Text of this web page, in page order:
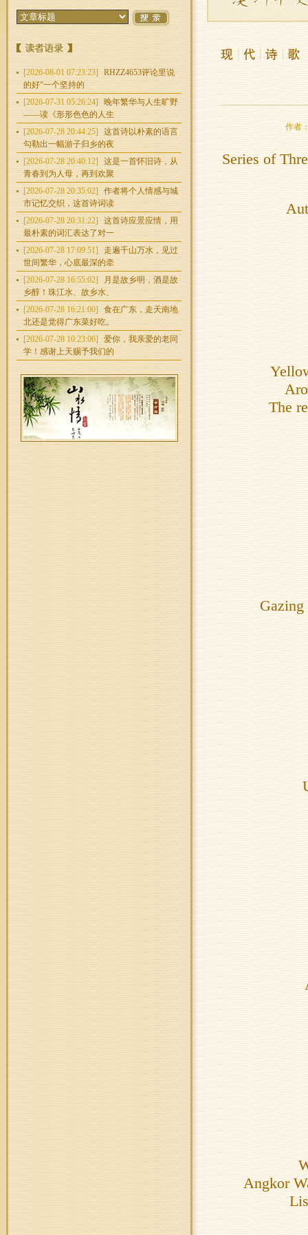
[2026-08-01 07:23:23]
RHZZ4653评论里说
的好“一个坚持的
[2026-07-31 05:26:24]
晚年繁华与人生旷野
——读《形形色色的人生
[2026-07-28 20:44:25]
这首诗以朴素的语言
勾勒出一幅游子归乡的夜
[2026-07-28 20:40:12]
这是一首怀旧诗，从
青春到为人母，再到欢聚
[2026-07-28 20:35:02]
作者将个人情感与城
市记忆交织，这首诗词读
[2026-07-28 20:31:22]
这首诗应景应情，用
最朴素的词汇表达了对一
[2026-07-28 17:09:51]
走遍千山万水，见过
世间繁华，心底最深的牵
[2026-07-28 16:55:02]
月是故乡明，酒是故
乡醇！珠江水、故乡水、
[2026-07-28 16:21:00]
食在广东，走天南地
北还是觉得广东菜好吃。
[2026-07-28 10:23:06]
爱你，我亲爱的老同
学！感谢上天赐予我们的
作者
Series of
The
Gazing
Angkor